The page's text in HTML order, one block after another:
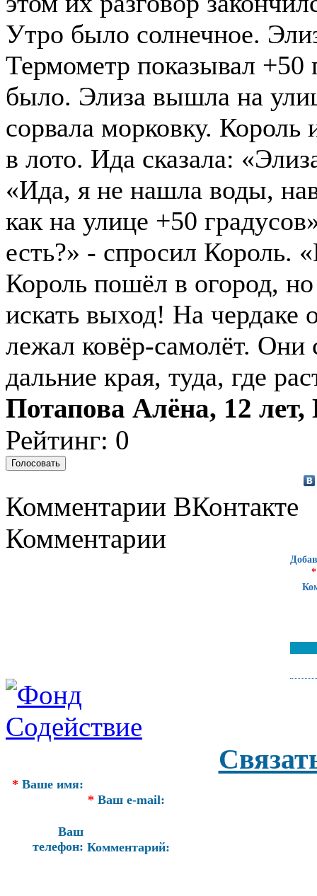
Утро было солнечное.
Термометр показывал +50
было. Элиза вышла на
сорвала морковку.
в лото. Ида сказала:
«Ида, я не нашла воды,
как на улице +50
есть?» - спросил Король.
Король пошёл в огород,
искать выход! На чердаке
лежал ковёр-самолёт. Они
дальние края, туда, где
Потапова Алёна, 12 лет,
Рейтинг: 0
Комментарии ВКонтакте
Комментарии
*
* Ваше имя:
* Ваш e-mail:
Ваш
телефон: Комментарий: